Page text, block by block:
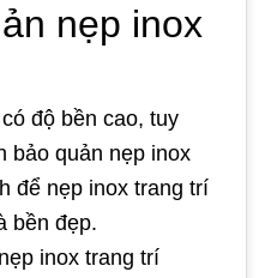
nẹp inox
độ bền cao, tuy
bảo quản nẹp inox
để nẹp inox trang trí
bền đẹp.
inox trang trí